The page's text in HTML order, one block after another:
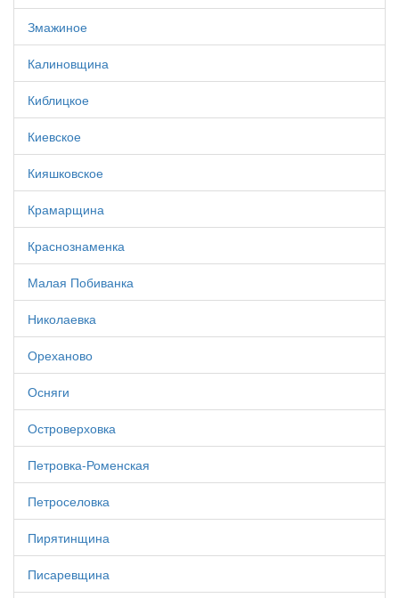
Змажиное
Калиновщина
Киблицкое
Киевское
Кияшковское
Крамарщина
Краснознаменка
Малая Побиванка
Николаевка
Ореханово
Осняги
Островерховка
Петровка-Роменская
Петроселовка
Пирятинщина
Писаревщина